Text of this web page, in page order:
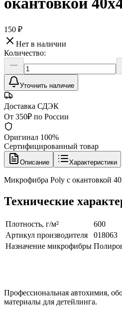
150 ₽
Нет в наличии
Количество:
Уточнить наличие
Доставка СДЭК
От 350₽ по России
Оригинал 100%
Сертифицированный товар
Описание Характеристики
Микрофибра Poly с окантовкой
Технические
Плотность, г/м²
600
Артикул производителя
018063
Назначение микрофибры
Профессиональная автохимия,
материалы для детейлинга.